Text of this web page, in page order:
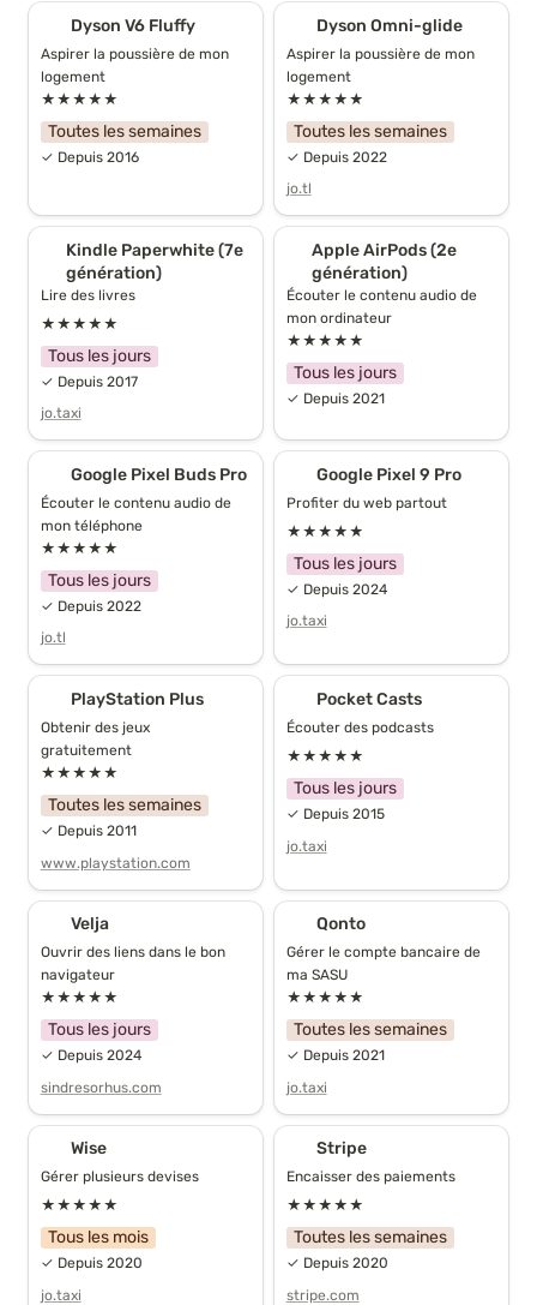
Dyson V6 Fluffy
Dyson V6 Fluffy
Aspirer la poussière de mon
logement
★★★★★
Toutes les semaines
✓ Depuis 2016
Dyson Omni-glide
Dyson Omni-glide
Aspirer la poussière de mon
logement
★★★★★
Toutes les semaines
✓ Depuis 2022
jo.tl
Kindle Paperwhite (7e
génération)
Kindle Paperwhite (7e
génération)
Lire des livres
★★★★★
Tous les jours
✓ Depuis 2017
jo.taxi
Apple AirPods (2e
génération)
Apple AirPods (2e
génération)
Écouter le contenu audio de
mon ordinateur
★★★★★
Tous les jours
✓ Depuis 2021
Google Pixel Buds Pro
Google Pixel Buds Pro
Écouter le contenu audio de
mon téléphone
★★★★★
Tous les jours
✓ Depuis 2022
jo.tl
Google Pixel 9 Pro
Google Pixel 9 Pro
Profiter du web partout
★★★★★
Tous les jours
✓ Depuis 2024
jo.taxi
PlayStation Plus
PlayStation Plus
Obtenir des jeux
gratuitement
★★★★★
Toutes les semaines
✓ Depuis 2011
www.playstation.com
Pocket Casts
Pocket Casts
Écouter des podcasts
★★★★★
Tous les jours
✓ Depuis 2015
jo.taxi
Velja
Velja
Ouvrir des liens dans le bon
navigateur
★★★★★
Tous les jours
✓ Depuis 2024
sindresorhus.com
Qonto
Qonto
Gérer le compte bancaire de
ma SASU
★★★★★
Toutes les semaines
✓ Depuis 2021
jo.taxi
Wise
Wise
Gérer plusieurs devises
★★★★★
Tous les mois
✓ Depuis 2020
jo.taxi
Stripe
Stripe
Encaisser des paiements
★★★★★
Toutes les semaines
✓ Depuis 2020
stripe.com